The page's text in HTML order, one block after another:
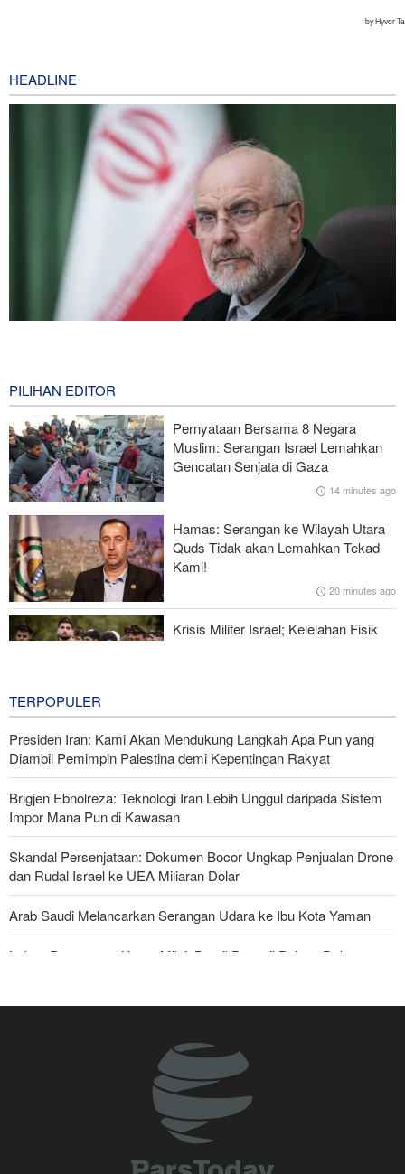
HEADLINE
The Economist: Kesepakatan dengan Iran Opsi Realistis Akhiri
Krisis Selat Hormuz
Iran dan Kirgizstan Tingkatkan Kerja Sama Perdagangan dan
Pertambangan
National Interest: AS Ketinggalan Zaman dalam Pertempuran
Drone—Strategi Kompensasi Ketiga Gagal di Hormuz!
Brigjen Akrami Nia: Artesh dalam Kondisi Siaga Penuh
PILIHAN EDITOR
Pernyataan Bersama 8 Negara
Muslim: Serangan Israel Lemahkan
Gencatan Senjata di Gaza
14 minutes ago
Hamas: Serangan ke Wilayah Utara
Quds Tidak akan Lemahkan Tekad
Kami!
20 minutes ago
Krisis Militer Israel; Kelelahan Fisik
TERPOPULER
Presiden Iran: Kami Akan Mendukung Langkah Apa Pun yang
Diambil Pemimpin Palestina demi Kepentingan Rakyat
Brigjen Ebnolreza: Teknologi Iran Lebih Unggul daripada Sistem
Impor Mana Pun di Kawasan
Skandal Persenjataan: Dokumen Bocor Ungkap Penjualan Drone
dan Rudal Israel ke UEA Miliaran Dolar
Arab Saudi Melancarkan Serangan Udara ke Ibu Kota Yaman
Imbas Pernyataan Kasar Milei; Brasil Panggil Pulang Dubes
Drone—Strategi Kompensasi Ketiga Gagal di Hormuz!
Legislator Iran: AS Akan Segera Diusir dari Kawasan dan Semua